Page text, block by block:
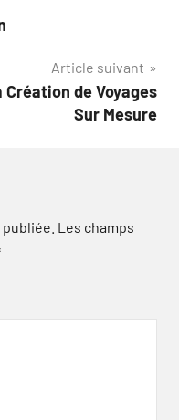
Article suivant
de Voyages
Sur Mesure
Les champs